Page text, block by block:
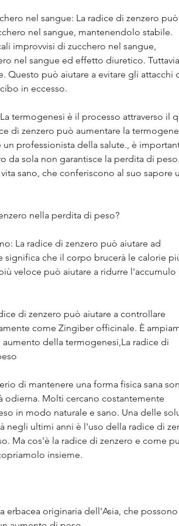
nel sangue: La radice di zenzero può
nel sangue, mantenendolo stabile.
improvvisi di zucchero nel sangue,
nel sangue ed effetto diuretico.
Questo può aiutare a evitare gli attacchi
in eccesso.
termogenesi è il processo attraverso il
di zenzero può aumentare la
professionista della salute., è
da sola non garantisce la perdita di
sano, che conferiscono al suo sapore
nella perdita di peso?
La radice di zenzero può aiutare ad
significa che il corpo brucerà le calorie
veloce può aiutare a ridurre l'accumulo
di zenzero può aiutare a controllare
come Zingiber officinale. È
della termogenesi,La radice di
di mantenere una forma fisica sana
Molti cercano costantemente
in modo naturale e sano. Una delle
negli ultimi anni è l'uso della radice di
Ma cos'è la radice di zenzero e come
insieme.
erbacea originaria dell'Asia, che possono